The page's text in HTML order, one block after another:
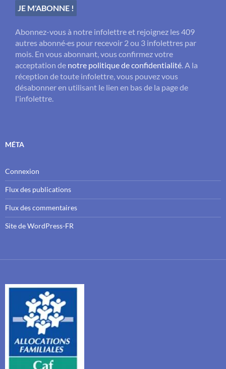
Abonnez-vous à notre infolettre et rejoignez les 409
autres abonné·es pour recevoir 2 ou 3 infolettres par
mois. En vous abonnant, vous confirmez votre
acceptation de notre politique de confidentialité . A la
réception de toute infolettre, vous pouvez vous
désabonner en utilisant le lien en bas de la page de
l'infolettre.
MÉTA
Connexion
Flux des publications
Flux des commentaires
Site de WordPress-FR